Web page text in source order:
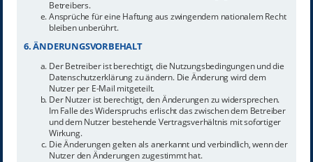
Betreibers.
Ansprüche für eine Haftung aus zwingendem nationalem Recht
bleiben unberührt.
6. ÄNDERUNGSVORBEHALT
Der Betreiber ist berechtigt, die Nutzungsbedingungen und die
Datenschutzerklärung zu ändern. Die Änderung wird dem
Nutzer per E-Mail mitgeteilt.
Der Nutzer ist berechtigt, den Änderungen zu widersprechen.
Im Falle des Widerspruchs erlischt das zwischen dem Betreiber
und dem Nutzer bestehende Vertragsverhältnis mit sofortiger
Wirkung.
Die Änderungen gelten als anerkannt und verbindlich, wenn der
Nutzer den Änderungen zugestimmt hat.